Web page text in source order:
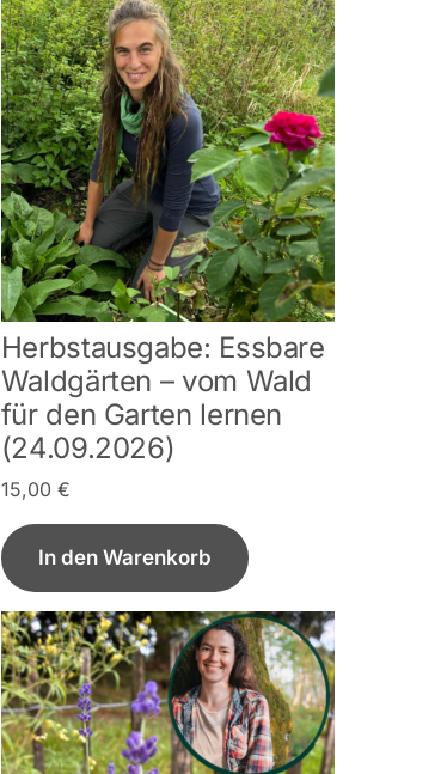
Herbstausgabe: Essbare
Waldgärten – vom Wald
für den Garten lernen
(24.09.2026)
15,00 €
In den Warenkorb